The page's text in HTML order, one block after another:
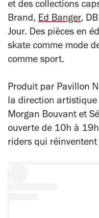
et des collections
Brand, Ed Banger,
Jour. Des pièces en
skate comme mode
comme sport.
Produit par Pavillon
la direction
Morgan Bouvant et
ouverte de 10h à
riders qui